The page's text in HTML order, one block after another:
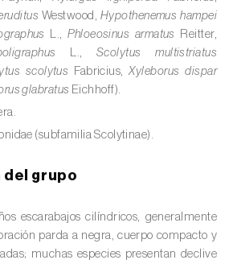
tallo del maíz (
Busseola
té (Euwallacea fornicatus, E.
e E. kuroshio)
(
(
(Ips acuminatus)
Westwood, Hypothenemus hampei
L.,Phloeosinus armatus
Reitter,
L., Scolytus multistriatus
scolytus Fabricius,Xyleborus dispar
glabratus Eichhoff).
(subfamilia Scolytinae).
del grupo
escarabajos cilíndricos, generalmente
parda a negra, cuerpo compacto y
muchas especies presentan declive